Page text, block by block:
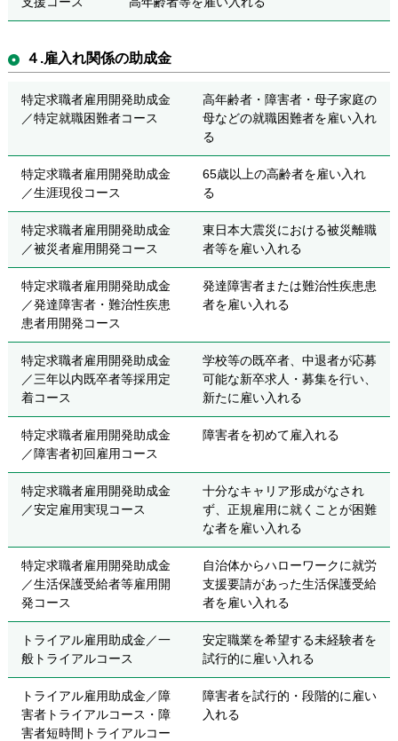
４.雇入れ関係の助成金
特定求職者雇用開発助成金
／特定就職困難者コース
高年齢者・障害者・母子家庭の
母などの就職困難者を雇い入れ
る
特定求職者雇用開発助成金
／生涯現役コース
65歳以上の高齢者を雇い入れ
る
特定求職者雇用開発助成金
／被災者雇用開発コース
東日本大震災における被災離職
者等を雇い入れる
特定求職者雇用開発助成金
／発達障害者・難治性疾患
患者用開発コース
発達障害者または難治性疾患患
者を雇い入れる
特定求職者雇用開発助成金
／三年以内既卒者等採用定
着コース
学校等の既卒者、中退者が応募
可能な新卒求人・募集を行い、
新たに雇い入れる
特定求職者雇用開発助成金
／障害者初回雇用コース
障害者を初めて雇入れる
特定求職者雇用開発助成金
／安定雇用実現コース
十分なキャリア形成がなされ
ず、正規雇用に就くことが困難
な者を雇い入れる
特定求職者雇用開発助成金
／生活保護受給者等雇用開
発コース
自治体からハローワークに就労
支援要請があった生活保護受給
者を雇い入れる
トライアル雇用助成金／一
般トライアルコース
安定職業を希望する未経験者を
試行的に雇い入れる
トライアル雇用助成金／障
害者トライアルコース・障
害者短時間トライアルコー
障害者を試行的・段階的に雇い
入れる